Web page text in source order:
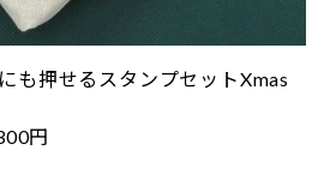
せるスタンプセットXmas
円